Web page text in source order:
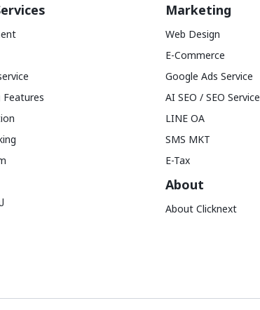
Marketing
Web Design
E-Commerce
Google Ads Service
AI SEO / SEO Service
LINE OA
SMS MKT
E-Tax
About
About Clicknext